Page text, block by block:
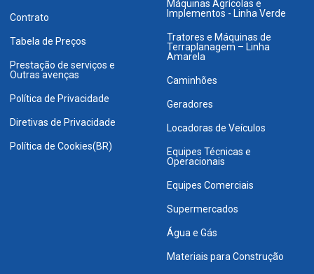
Contrato
Tabela de Preços
Prestação de serviços e
Outras avenças
Política de Privacidade
Diretivas de Privacidade
Política de Cookies(BR)
Máquinas Agrícolas e
Implementos - Linha Verde
Tratores e Máquinas de
Terraplanagem – Linha
Amarela
Caminhões
Geradores
Locadoras de Veículos
Equipes Técnicas e
Operacionais
Equipes Comerciais
Supermercados
Água e Gás
Materiais para Construção